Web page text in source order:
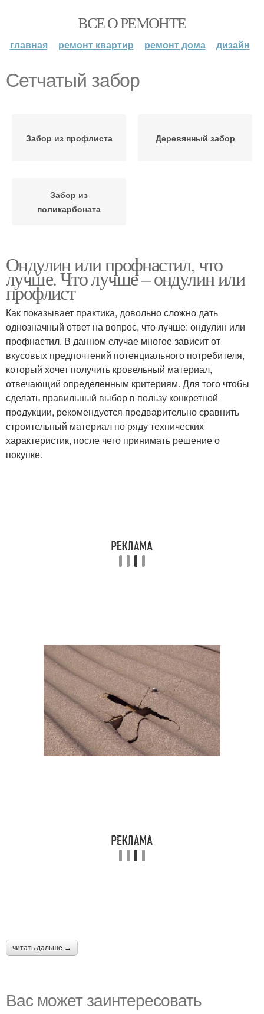
ВСЕ О РЕМОНТЕ
главная ремонт квартир ремонт дома дизайн
Сетчатый забор
Забор из профлиста Деревянный забор
Забор из
поликарбоната
Ондулин или профнастил, что
лучше. Что лучше – ондулин или
профлист
Как показывает практика, довольно сложно дать
однозначный ответ на вопрос, что лучше: ондулин или
профнастил. В данном случае многое зависит от
вкусовых предпочтений потенциального потребителя,
который хочет получить кровельный материал,
отвечающий определенным критериям. Для того чтобы
сделать правильный выбор в пользу конкретной
продукции, рекомендуется предварительно сравнить
строительный материал по ряду технических
характеристик, после чего принимать решение о
покупке.
читать дальше →
Вас может заинтересовать